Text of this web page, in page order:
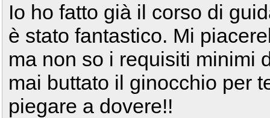
Io ho fatto già il corso di
è stato fantastico. Mi
ma non so i requisiti minimi
mai buttato il ginocchio per
piegare a dovere!!